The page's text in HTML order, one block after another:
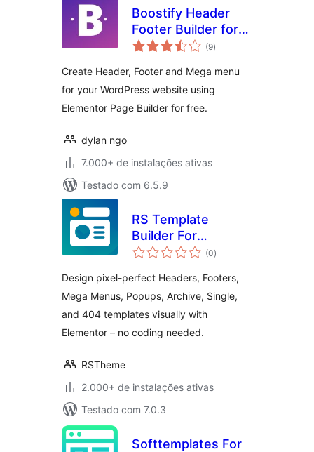
Boostify Header
Footer Builder for
Elementor
(9total
de
)
Create Header, Footer and Mega menu
for your WordPress website using
Elementor Page Builder for free.
dylan ngo
7.000+ de instalações ativas
Testado com 6.5.9
RS Template
Builder For
Elementor –
Over Headers,
Footers & More
(0total
de
)
Design pixel-perfect Headers, Footers,
Mega Menus, Popups, Archive, Single,
and 404 templates visually with
Elementor – no coding needed.
RSTheme
2.000+ de instalações ativas
Testado com 7.0.3
Softtemplates For